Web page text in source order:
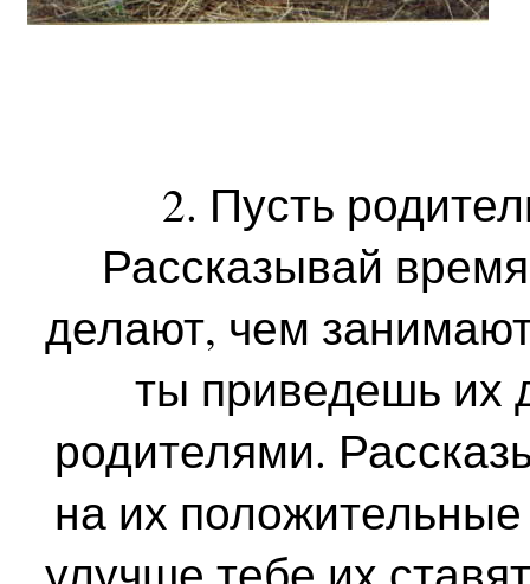
2. Пусть
Рассказывай
делают, чем
ты приведешь их
родителями.
на их